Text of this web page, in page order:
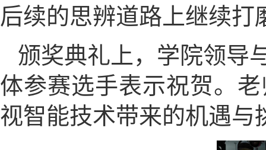
后续的思辨道路上继续打
颁奖典礼上，学院领导
体参赛选手表示祝贺。
视智能技术带来的机遇与